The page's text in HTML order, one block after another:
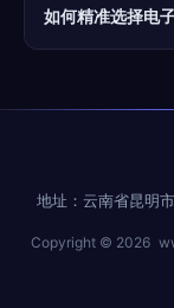
如何精准选择电
地址：云南省昆明
Copyright © 2026